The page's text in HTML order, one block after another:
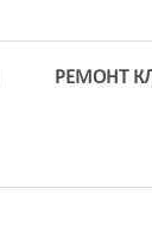
РЕМОНТ